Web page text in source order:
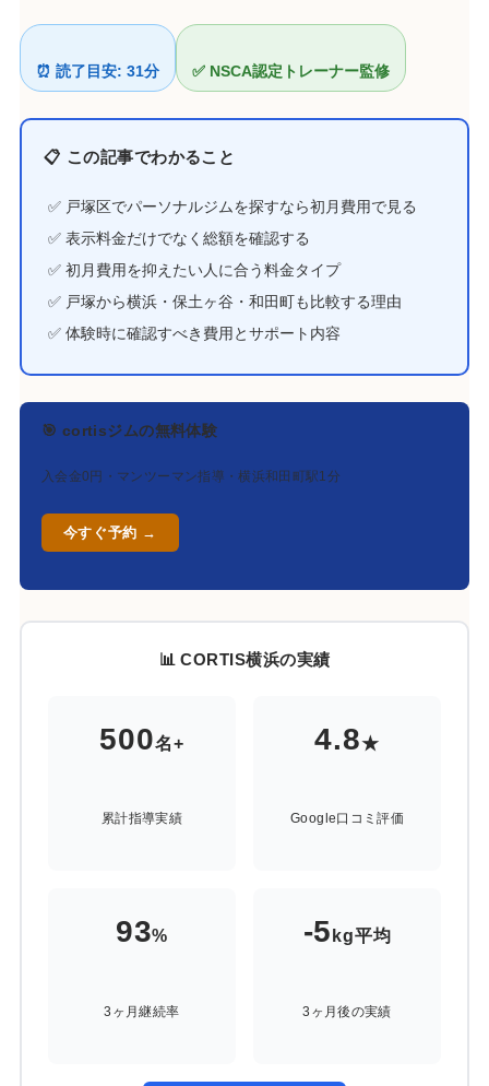
⏰ 読了目安: 31分 ✅ NSCA認定トレーナー監修
📋 この記事でわかること
✅ 戸塚区でパーソナルジムを探すなら初月費用で見る
✅ 表示料金だけでなく総額を確認する
✅ 初月費用を抑えたい人に合う料金タイプ
✅ 戸塚から横浜・保土ヶ谷・和田町も比較する理由
✅ 体験時に確認すべき費用とサポート内容
🎯 cortisジムの無料体験
入会金0円・マンツーマン指導・横浜和田町駅1分
今すぐ予約 →
📊 CORTIS横浜の実績
500名+
累計指導実績
4.8★
Google口コミ評価
93%
3ヶ月継続率
-5 kg平均
3ヶ月後の実績